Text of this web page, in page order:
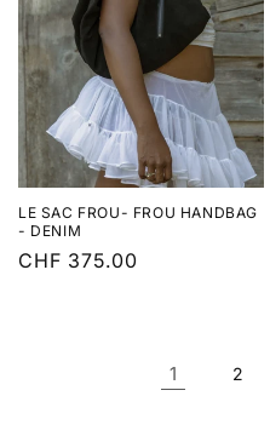
LE SAC FROU- FROU HANDBAG
- DENIM
Normaler
CHF 375.00
1 2